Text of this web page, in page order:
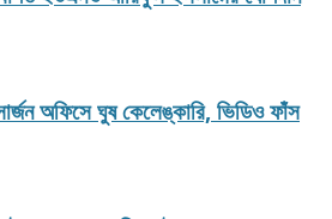
অফিসে ঘুষ কেলেঙ্কারি, ভিডিও ফাঁস